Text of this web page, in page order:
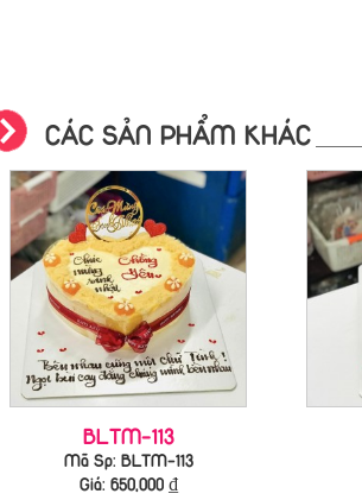
CÁC SẢN PHẨM KHÁC
BLTM-113
Mã Sp: BLTM-113
Giá: 650,000₫